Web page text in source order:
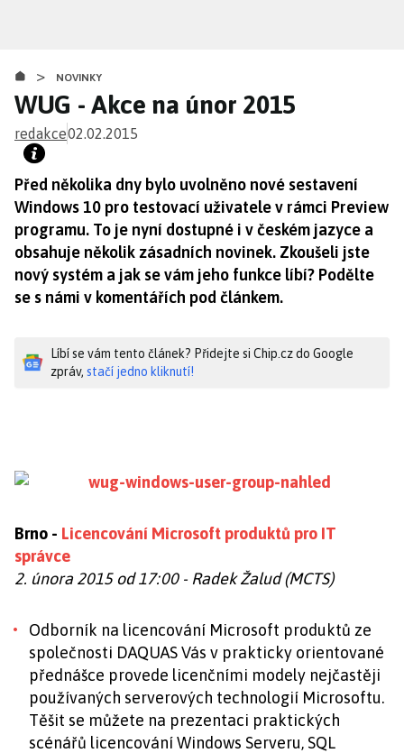
obsahu
> NOVINKY
WUG - Akce na únor 2015
redakce02.02.2015
Před několika dny bylo uvolněno nové sestavení
Windows 10 pro testovací uživatele v rámci Preview
programu. To je nyní dostupné i v českém jazyce a
obsahuje několik zásadních novinek. Zkoušeli jste
nový systém a jak se vám jeho funkce líbí? Podělte
se s námi v komentářích pod článkem.
Líbí se vám tento článek? Přidejte si Chip.cz do Google
zpráv, stačí jedno kliknutí!
Brno - Licencování Microsoft produktů pro IT
správce
2. února 2015 od 17:00 - Radek Žalud (MCTS)
Odborník na licencování Microsoft produktů ze
společnosti DAQUAS Vás v prakticky orientované
přednášce provede licenčními modely nejčastěji
používaných serverových technologií Microsoftu.
Těšit se můžete na prezentaci praktických
scénářů licencování Windows Serveru, SQL